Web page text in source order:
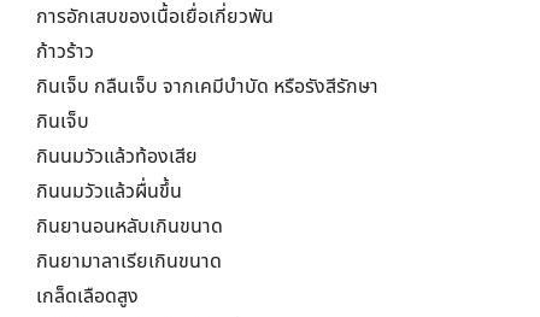
การอักเสบของเนื้อเยื่อเกี่ยวพัน
ก้าวร้าว
กินเจ็บ กลืนเจ็บ จากเคมีบำบัด หรือรังสีรักษา
กินเจ็บ
กินนมวัวแล้วท้องเสีย
กินนมวัวแล้วผื่นขึ้น
กินยานอนหลับเกินขนาด
กินยามาลาเรียเกินขนาด
เกล็ดเลือดสูง